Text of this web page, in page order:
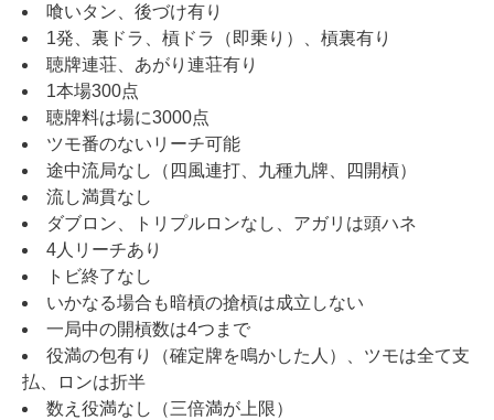
喰いタン、後づけ有り
1発、裏ドラ、槓ドラ（即乗り）、槓裏有り
聴牌連荘、あがり連荘有り
1本場300点
聴牌料は場に3000点
ツモ番のないリーチ可能
途中流局なし（四風連打、九種九牌、四開槓）
流し満貫なし
ダブロン、トリプルロンなし、アガリは頭ハネ
4人リーチあり
トビ終了なし
いかなる場合も暗槓の搶槓は成立しない
一局中の開槓数は4つまで
役満の包有り（確定牌を鳴かした人）、ツモは全て支
払、ロンは折半
数え役満なし（三倍満が上限）